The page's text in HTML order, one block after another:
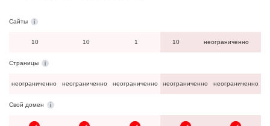
Сайты
10 10 1 10 неограниченно
Страницы
неограниченно неограниченно неограниченно неограниченно неограниченно
Свой домен